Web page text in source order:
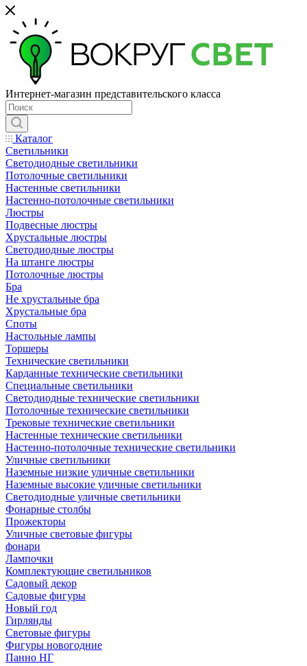
Интернет-магазин представительского класса
Каталог
Светильники
Светодиодные светильники
Потолочные светильники
Настенные светильники
Настенно-потолочные светильники
Люстры
Подвесные люстры
Хрустальные люстры
Светодиодные люстры
На штанге люстры
Потолочные люстры
Бра
Не хрустальные бра
Хрустальные бра
Споты
Настольные лампы
Торшеры
Технические светильники
Карданные технические светильники
Специальные светильники
Светодиодные технические светильники
Потолочные технические светильники
Трековые технические светильники
Настенные технические светильники
Настенно-потолочные технические светильники
Уличные светильники
Наземные низкие уличные светильники
Наземные высокие уличные светильники
Светодиодные уличные светильники
Фонарные столбы
Прожекторы
Уличные световые фигуры
фонари
Лампочки
Комплектующие светильников
Садовый декор
Садовые фигуры
Новый год
Гирлянды
Световые фигуры
Фигуры новогодние
Панно НГ